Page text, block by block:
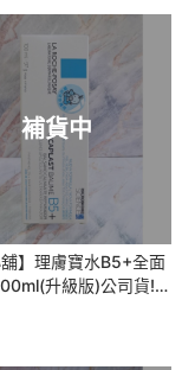
補貨中
舖】理膚寶水B5+全面
升級版)公司貨!有